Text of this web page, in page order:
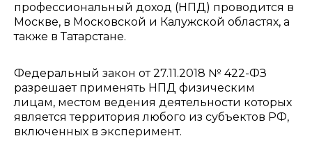
профессиональный доход (НПД) проводится в
Москве, в Московской и Калужской областях, а
также в Татарстане.
Федеральный закон от 27.11.2018 № 422-ФЗ
разрешает применять НПД физическим
лицам, местом ведения деятельности которых
является территория любого из субъектов РФ,
включенных в эксперимент.